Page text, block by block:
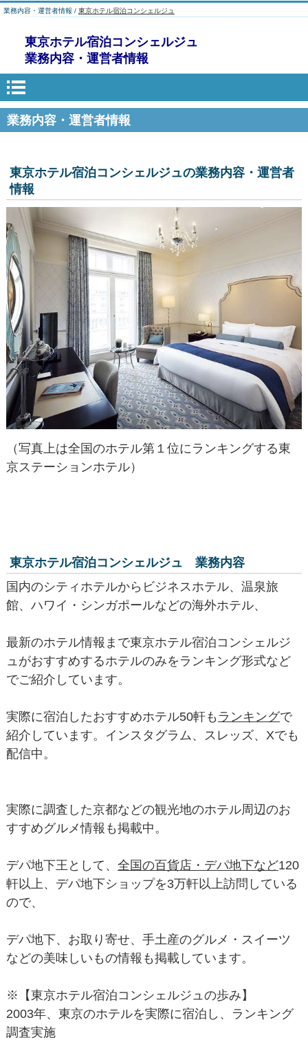
業務内容・運営者情報 / 東京ホテル宿泊コンシェルジュ
東京ホテル宿泊コンシェルジュ
業務内容・運営者情報
業務内容・運営者情報
東京ホテル宿泊コンシェルジュの業務内容・運営者
情報
（写真上は全国のホテル第１位にランキングする東
京ステーションホテル）
東京ホテル宿泊コンシェルジュ 業務内容
国内のシティホテルからビジネスホテル、温泉旅
館、ハワイ・シンガポールなどの海外ホテル、
最新のホテル情報まで東京ホテル宿泊コンシェルジ
ュがおすすめするホテルのみをランキング形式など
でご紹介しています。
実際に宿泊したおすすめホテル50軒も ランキングで
紹介しています。インスタグラム、スレッズ、Xでも
配信中。
実際に調査した京都などの観光地のホテル周辺のお
すすめグルメ情報も掲載中。
デパ地下王として、 全国の百貨店・デパ地下など120
軒以上、デパ地下ショップを3万軒以上訪問している
ので、
デパ地下、お取り寄せ、手土産のグルメ・スイーツ
などの美味しいもの情報も掲載しています。
※【東京ホテル宿泊コンシェルジュの歩み】
2003年、東京のホテルを実際に宿泊し、ランキング
調査実施